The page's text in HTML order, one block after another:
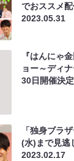
でおススメ
2023.05.31
『はんにゃ
ョー～ディ
30日開催決
「独身ブラ
(水)まで見逃
2023.02.17